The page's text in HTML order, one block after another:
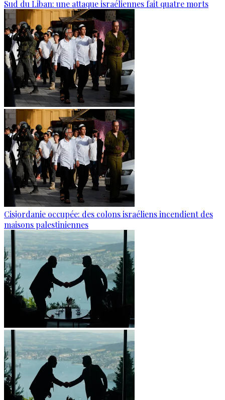
Sud du Liban: une attaque israéliennes fait quatre morts
Cisjordanie occupée: des colons israéliens incendient des
maisons palestiniennes